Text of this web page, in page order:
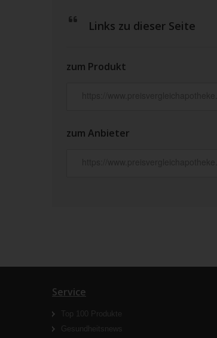
Links zu dieser Seite
zum Produkt
zum Anbieter
Service
Top 100 Produkte
Gesundheitsnews